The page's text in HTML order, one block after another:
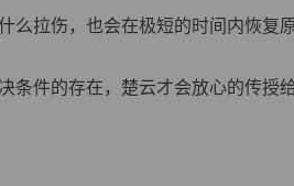
拉伤，也会在极短的时间内恢复
件的存在，楚云才会放心的传授